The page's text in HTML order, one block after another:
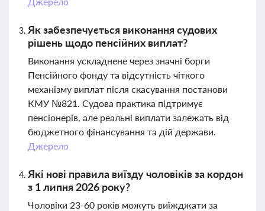
Як забезпечується виконання судових
рішень щодо пенсійних виплат?
Виконання ускладнене через значні борги
Пенсійного фонду та відсутність чіткого
механізму виплат після скасування постанови
КМУ №821. Судова практика підтримує
пенсіонерів, але реальні виплати залежать від
бюджетного фінансування та дій держави.
Джерело
Які нові правила виїзду чоловіків за кордон
з 1 липня 2026 року?
Чоловіки 23-60 років можуть виїжджати за